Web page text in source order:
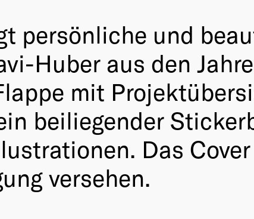
persönliche und
Huber aus den
mit
beiliegender
Das
versehen.